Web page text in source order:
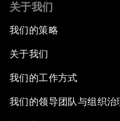
关于我们
我们的策略
关于我们
我们的工作方式
我们的领导团队与组织治